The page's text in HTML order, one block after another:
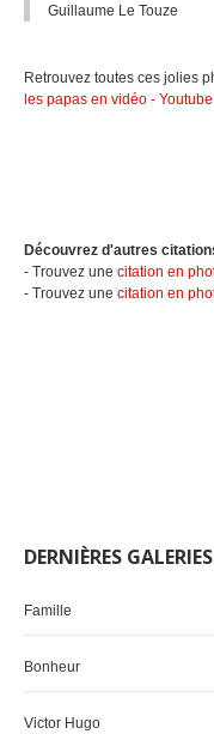
Guillaume Le Touze
Retrouvez toutes ces jolies
les papas en vidéo - Youtube
Découvrez d'autres
- Trouvez une citation en
- Trouvez une citation en
DERNIÈRES
Famille
Bonheur
Victor Hugo